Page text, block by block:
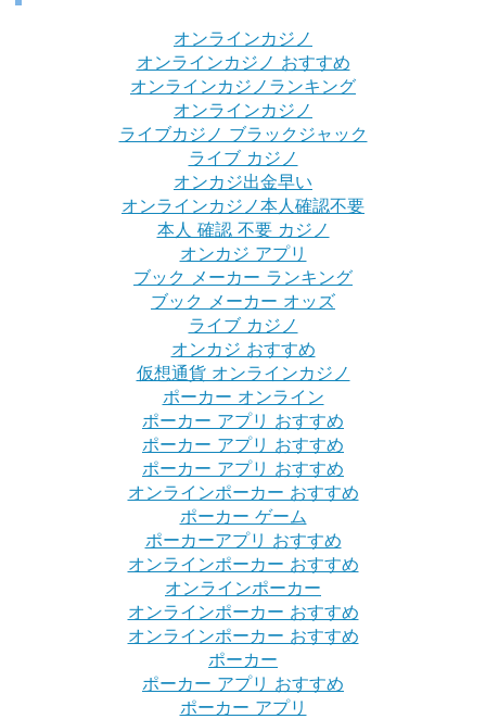
オンラインカジノ
オンラインカジノ おすすめ
オンラインカジノランキング
オンラインカジノ
ライブカジノ ブラックジャック
ライブ カジノ
オンカジ出金早い
オンラインカジノ本人確認不要
本人 確認 不要 カジノ
オンカジ アプリ
ブック メーカー ランキング
ブック メーカー オッズ
ライブ カジノ
オンカジ おすすめ
仮想通貨 オンラインカジノ
ポーカー オンライン
ポーカー アプリ おすすめ
ポーカー アプリ おすすめ
ポーカー アプリ おすすめ
オンラインポーカー おすすめ
ポーカー ゲーム
ポーカーアプリ おすすめ
オンラインポーカー おすすめ
オンラインポーカー
オンラインポーカー おすすめ
オンラインポーカー おすすめ
ポーカー
ポーカー アプリ おすすめ
ポーカー アプリ